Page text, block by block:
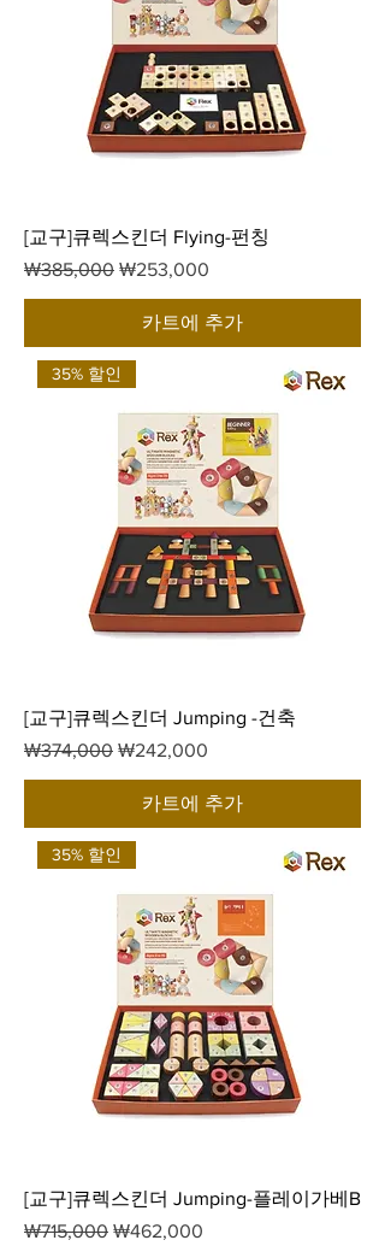
[교구]큐렉스킨더 Flying-펀칭
일반가
₩385,000 할인가
₩253,000
카트에 추가
35% 할인
[교구]큐렉스킨더 Jumping -건축
일반가
₩374,000 할인가
₩242,000
카트에 추가
35% 할인
[교구]큐렉스킨더 Jumping-플레이가베B
일반가
₩715,000 할인가
₩462,000